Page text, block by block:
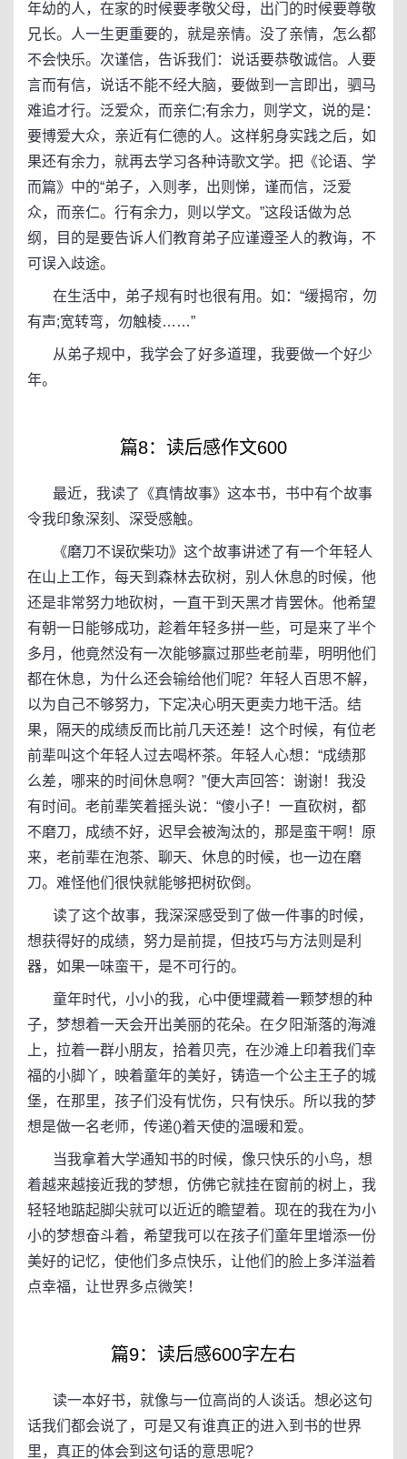
年幼的人，在家的时候要孝敬父母，出门的时候要尊敬
兄长。人一生更重要的，就是亲情。没了亲情，怎么都
不会快乐。次谨信，告诉我们：说话要恭敬诚信。人要
言而有信，说话不能不经大脑，要做到一言即出，驷马
难追才行。泛爱众，而亲仁;有余力，则学文，说的是：
要博爱大众，亲近有仁德的人。这样躬身实践之后，如
果还有余力，就再去学习各种诗歌文学。把《论语、学
而篇》中的“弟子，入则孝，出则悌，谨而信，泛爱
众，而亲仁。行有余力，则以学文。”这段话做为总
纲，目的是要告诉人们教育弟子应谨遵圣人的教诲，不
可误入歧途。
在生活中，弟子规有时也很有用。如：“缓揭帘，勿
有声;宽转弯，勿触棱……”
从弟子规中，我学会了好多道理，我要做一个好少
年。
篇8：读后感作文600
最近，我读了《真情故事》这本书，书中有个故事
令我印象深刻、深受感触。
《磨刀不误砍柴功》这个故事讲述了有一个年轻人
在山上工作，每天到森林去砍树，别人休息的时候，他
还是非常努力地砍树，一直干到天黑才肯罢休。他希望
有朝一日能够成功，趁着年轻多拼一些，可是来了半个
多月，他竟然没有一次能够赢过那些老前辈，明明他们
都在休息，为什么还会输给他们呢？年轻人百思不解，
以为自己不够努力，下定决心明天更卖力地干活。结
果，隔天的成绩反而比前几天还差！这个时候，有位老
前辈叫这个年轻人过去喝杯茶。年轻人心想：“成绩那
么差，哪来的时间休息啊？”便大声回答：谢谢！我没
有时间。老前辈笑着摇头说：“傻小子！一直砍树，都
不磨刀，成绩不好，迟早会被淘汰的，那是蛮干啊！原
来，老前辈在泡茶、聊天、休息的时候，也一边在磨
刀。难怪他们很快就能够把树砍倒。
读了这个故事，我深深感受到了做一件事的时候，
想获得好的成绩，努力是前提，但技巧与方法则是利
器，如果一味蛮干，是不可行的。
童年时代，小小的我，心中便埋藏着一颗梦想的种
子，梦想着一天会开出美丽的花朵。在夕阳渐落的海滩
上，拉着一群小朋友，拾着贝壳，在沙滩上印着我们幸
福的小脚丫，映着童年的美好，铸造一个公主王子的城
堡，在那里，孩子们没有忧伤，只有快乐。所以我的梦
想是做一名老师，传递()着天使的温暖和爱。
当我拿着大学通知书的时候，像只快乐的小鸟，想
着越来越接近我的梦想，仿佛它就挂在窗前的树上，我
轻轻地踮起脚尖就可以近近的瞻望着。现在的我在为小
小的梦想奋斗着，希望我可以在孩子们童年里增添一份
美好的记忆，使他们多点快乐，让他们的脸上多洋溢着
点幸福，让世界多点微笑！
篇9：读后感600字左右
读一本好书，就像与一位高尚的人谈话。想必这句
话我们都会说了，可是又有谁真正的进入到书的世界
里，真正的体会到这句话的意思呢?